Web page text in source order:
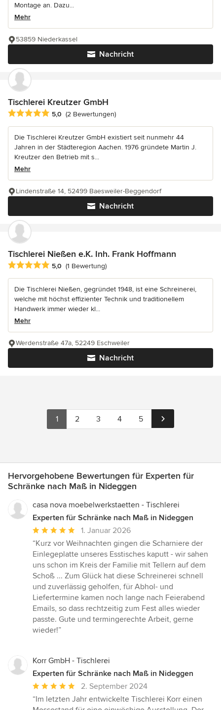
Montage an. Dazu...
Mehr
Nachricht
53859 Niederkassel
Tischlerei Kreutzer GmbH
Durchschnittliche Bewertung: 5 von 5 Sternen
5,0 (2 Bewertungen)
Die Tischlerei Kreutzer GmbH existiert seit nunmehr 44
Jahren in der Städteregion Aachen. 1976 gründete Martin J.
Kreutzer den Betrieb mit s...
Mehr
Nachricht
Lindenstraße 14, 52499 Baesweiler-Beggendorf
Tischlerei Nießen e.K. Inh. Frank Hoffmann
Durchschnittliche Bewertung: 5 von 5 Sternen
5,0 (1 Bewertung)
Die Tischlerei Nießen, gegründet 1948, ist eine Schreinerei,
welche mit höchst effizienter Technik und traditionellem
Handwerk immer wieder kl...
Mehr
Nachricht
Werdenstraße 47a, 52249 Eschweiler
1 2 3 4 5
Hervorgehobene Bewertungen für Experten für
Schränke nach Maß in Nideggen
casa nova moebelwerkstaetten - Tischlerei
Experten für Schränke nach Maß in Nideggen
Durchschnittliche
Bewertung:
5
von
5
Sternen
1. Januar 2026
“Kurz vor Weihnachten gingen die Scharniere der
Einlegeplatte unseres Esstisches kaputt - wir sahen
uns schon im Kreis der Familie mit Tellern auf dem
Schoß ... Zum Glück hat diese Schreinerei schnell
und zuverlässig geholfen, für Abhol- und
Liefertermine kamen noch lange nach Feierabend
Emails, so dass rechtzeitig zum Fest alles wieder
passte. Gute und termingerechte Arbeit, gerne
wieder!”
Korr GmbH - Tischlerei
Experten für Schränke nach Maß in Nideggen
Durchschnittliche
Bewertung:
5
2. September 2024
“Im letzten Jahr entwickelte Tischlerei Korr einen